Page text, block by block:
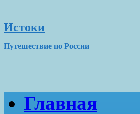
Истоки
Путешествие по России
Главная